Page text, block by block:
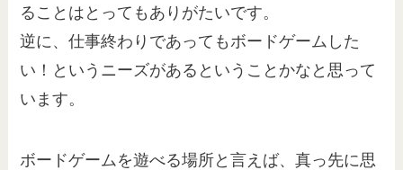
ることはとってもありがたいです。
逆に、仕事終わりであってもボードゲームした
い！というニーズがあるということかなと思って
います。
ボードゲームを遊べる場所と言えば、真っ先に思